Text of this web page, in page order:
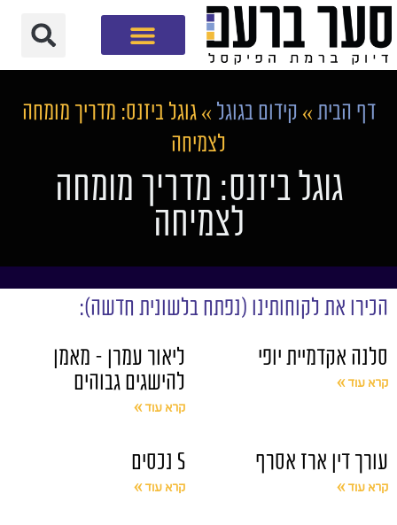
דף הבית » קידום בגוגל »גוגל ביזנס: מדריך מומחה
לצמיחה
גוגל ביזנס: מדריך מומחה
לצמיחה
הכירו את לקוחותינו (נפתח בלשונית חדשה):
סלנה אקדמיית יופי
קרא עוד »
ליאור עמרן – מאמן
להישגים גבוהים
קרא עוד »
עורך דין ארז אסרף
קרא עוד »
S נכסים
קרא עוד »